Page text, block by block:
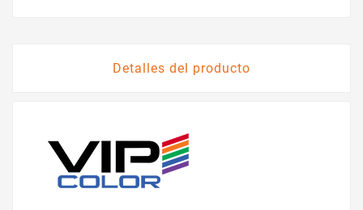
Detalles del producto